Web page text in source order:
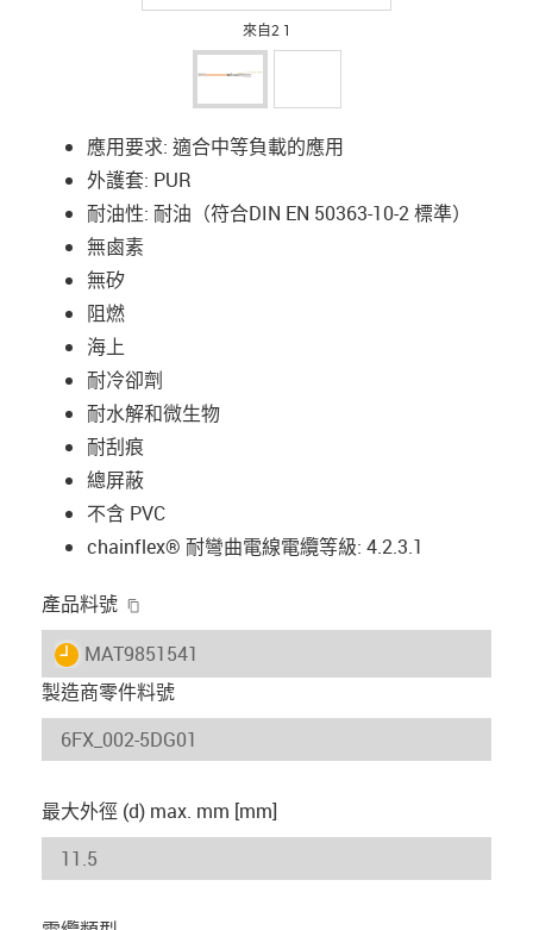
來自2 1
應用要求: 適合中等負載的應用
外護套: PUR
耐油性: 耐油（符合DIN EN 50363-10-2 標準）
無鹵素
無矽
阻燃
海上
耐冷卻劑
耐水解和微生物
耐刮痕
總屏蔽
不含 PVC
chainflex® 耐彎曲電線電纜等級: 4.2.3.1
產品料號
igus-icon-lieferzeit
MAT9851541
製造商零件料號
最大外徑 (d) max. mm [mm]